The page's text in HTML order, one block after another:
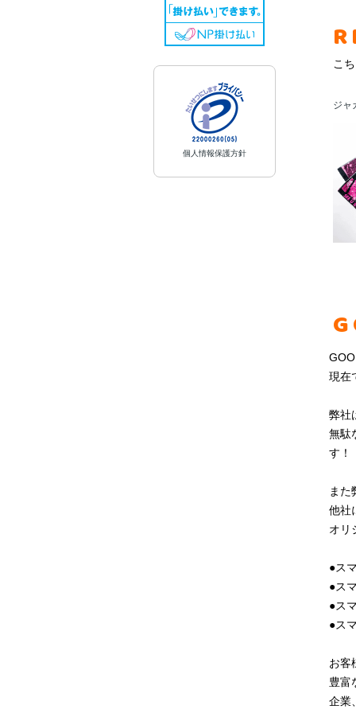
こ
ジャ
現在
弊社
無駄
す！
また
他社
オリ
●ス
●ス
●ス
●ス
お客
豊富
企業
個人情報保護方針